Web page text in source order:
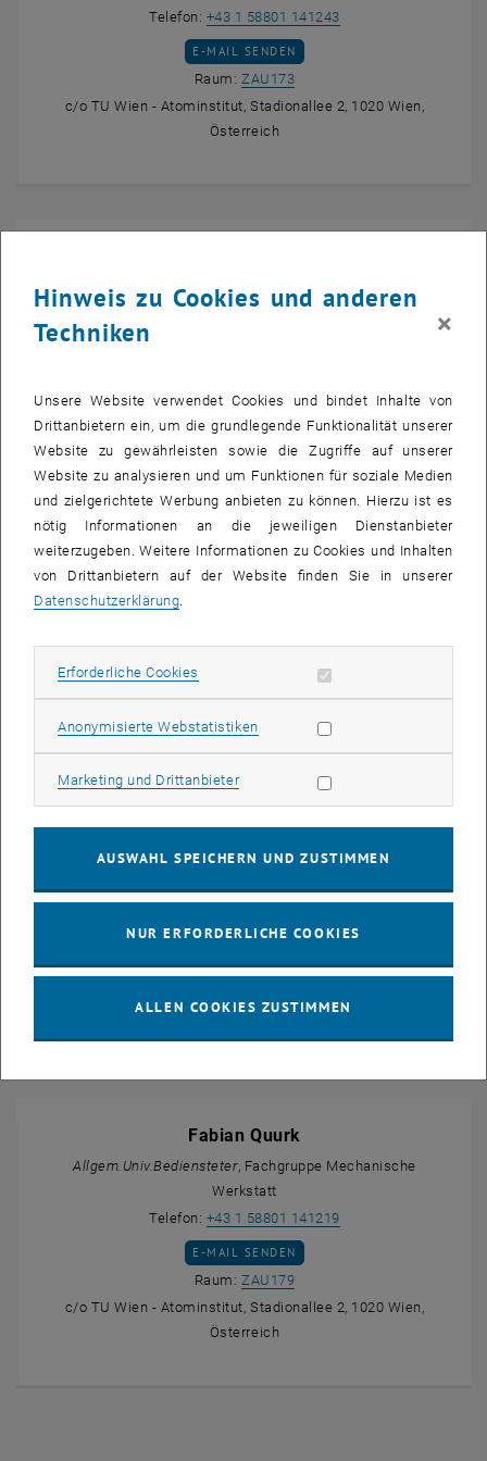
Telefon: +43 1 58801 141243Heinz Matusch
E-MAIL AN HEINZ MATUSCH SENDEN
E-MAIL SENDEN
Raum: ZAU173Raum ZAU173 auf der Karte
c/o TU Wien - Atominstitut, Stadionallee 2, 1020 Wien,
Österreich
Roman Flasch
Telefon:+43 1 58801 141242 Roman Flasch
E-MAIL AN ROMAN FLASCH SENDEN
E-MAIL SENDEN
Fachob.Insp.
Walter Klikovich
Telefon:+43 1 58801 141385Walter Klikovich
E-MAIL AN WALTER KLIKOVICH SENDEN
E-MAIL SENDEN
Österreich
Fabian Quurk
Allgem.Univ.Bediensteter, Fachgruppe Mechanische
Werkstatt
Telefon: +43 1 58801 141219Fabian Quurk anrufen
E-MAIL AN FABIAN QUURK SENDEN
E-MAIL SENDEN
Raum: ZAU179Raum ZAU179 auf der Karte
c/o TU Wien - Atominstitut, Stadionallee 2, 1020 Wien,
Österreich
Hinweis zu Cookies und anderen
Techniken
×
Unsere Website verwendet Cookies und bindet Inhalte von
Drittanbietern ein, um die grundlegende Funktionalität unserer
Website zu gewährleisten sowie die Zugriffe auf unserer
Website zu analysieren und um Funktionen für soziale Medien
und zielgerichtete Werbung anbieten zu können. Hierzu ist es
nötig Informationen an die jeweiligen Dienstanbieter
weiterzugeben. Weitere Informationen zu Cookies und Inhalten
von Drittanbietern auf der Website finden Sie in unserer
Datenschutzerklärung
Erforderliche Cookies Erforderliche Cookies zulassen
Anonymisierte WebstatistikenStatistik Cookies zulassen
Marketing und DrittanbieterMarketing Cookies zulassen
AUSWAHL SPEICHERN UND ZUSTIMMEN
NUR ERFORDERLICHE COOKIES
ALLEN COOKIES ZUSTIMMEN